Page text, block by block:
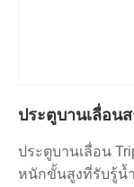
ประตูบานเลื่อน
ประตูบานเลื่อน
หนักขั้นสูงที่รับรู้น้